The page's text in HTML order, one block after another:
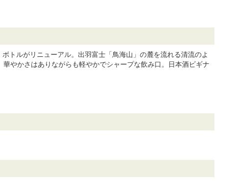
トルがリニューアル。出羽富士「鳥海山」の麓を流れる清流のよ
やかさはありながらも軽やかでシャープな飲み口。日本酒ビギナ